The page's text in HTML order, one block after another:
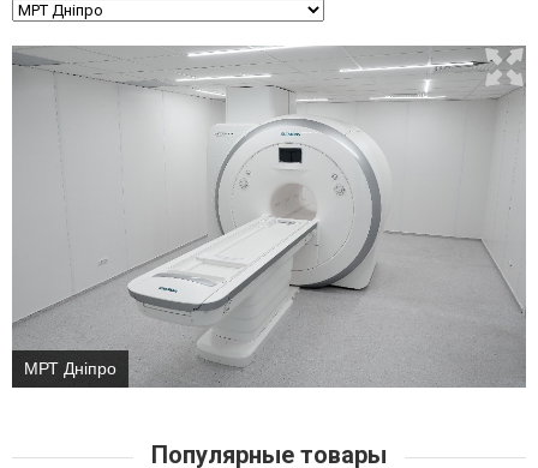
МРТ Дніпро
Популярные товары